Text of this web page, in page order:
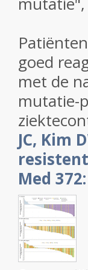
goed
met de
mutatie-
JC, Kim
Med